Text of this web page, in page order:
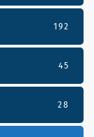
192
45
28